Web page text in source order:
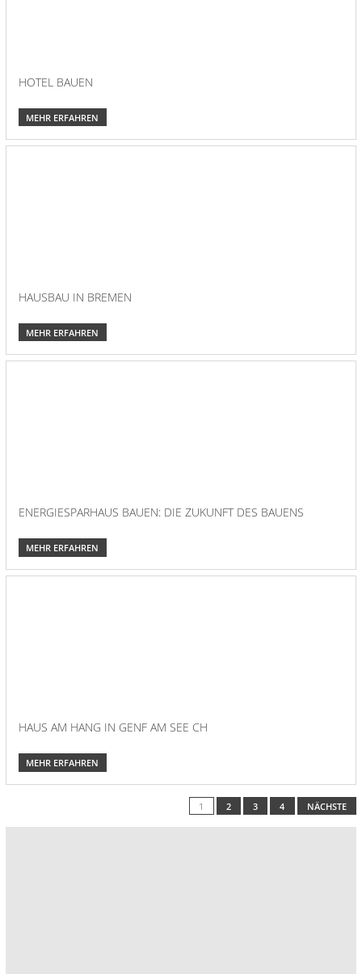
HOTEL BAUEN
MEHR ERFAHREN
HAUSBAU IN BREMEN
MEHR ERFAHREN
ENERGIESPARHAUS BAUEN: DIE ZUKUNFT DES BAUENS
MEHR ERFAHREN
HAUS AM HANG IN GENF AM SEE CH
MEHR ERFAHREN
1 2 3 4 NÄCHSTE